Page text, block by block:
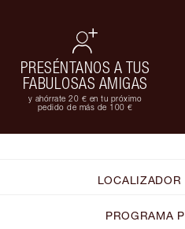
PRESÉNTANOS A TUS
FABULOSAS AMIGAS
y ahórrate 20 € en tu próximo
pedido de más de 100 €
LOCALIZADOR
PROGRAMA